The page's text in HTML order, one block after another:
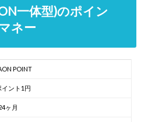
一体型)のポイン
ネー
POINT
イント1円
ヶ月